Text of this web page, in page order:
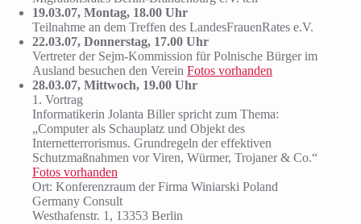
19.03.07, Montag, 18.00 Uhr
Teilnahme an dem Treffen des LandesFrauenRates e.V.
22.03.07, Donnerstag, 17.00 Uhr
Vertreter der Sejm-Kommission für Polnische Bürger im
Ausland besuchen den Verein Fotos vorhanden
28.03.07, Mittwoch, 19.00 Uhr
1. Vortrag
Informatikerin Jolanta Biller spricht zum Thema:
„Computer als Schauplatz und Objekt des
Internetterrorismus. Grundregeln der effektiven
Schutzmaßnahmen vor Viren, Würmer, Trojaner & Co.“
Fotos vorhanden
Ort: Konferenzraum der Firma Winiarski Poland
Germany Consult
Westhafenstr. 1, 13353 Berlin